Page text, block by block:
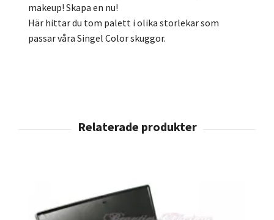
makeup! Skapa en nu!
Här hittar du tom palett i olika storlekar som
passar våra Singel Color skuggor.